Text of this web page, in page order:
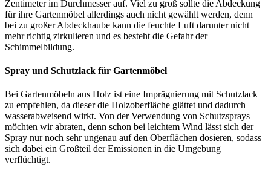
Zentimeter im Durchmesser auf. Viel zu groß sollte die Abdeckung
für ihre Gartenmöbel allerdings auch nicht gewählt werden, denn
bei zu großer Abdeckhaube kann die feuchte Luft darunter nicht
mehr richtig zirkulieren und es besteht die Gefahr der
Schimmelbildung.
Spray und Schutzlack für Gartenmöbel
Bei Gartenmöbeln aus Holz ist eine Imprägnierung mit Schutzlack
zu empfehlen, da dieser die Holzoberfläche glättet und dadurch
wasserabweisend wirkt. Von der Verwendung von Schutzsprays
möchten wir abraten, denn schon bei leichtem Wind lässt sich der
Spray nur noch sehr ungenau auf den Oberflächen dosieren, sodass
sich dabei ein Großteil der Emissionen in die Umgebung
verflüchtigt.